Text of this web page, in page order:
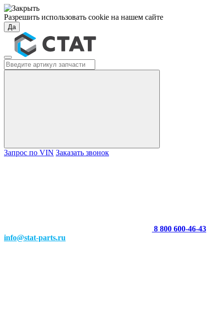
Разрешить использовать cookie на нашем сайте
Да
Запрос по VIN Заказать звонок
8 800 600-46-43
info@stat-parts.ru